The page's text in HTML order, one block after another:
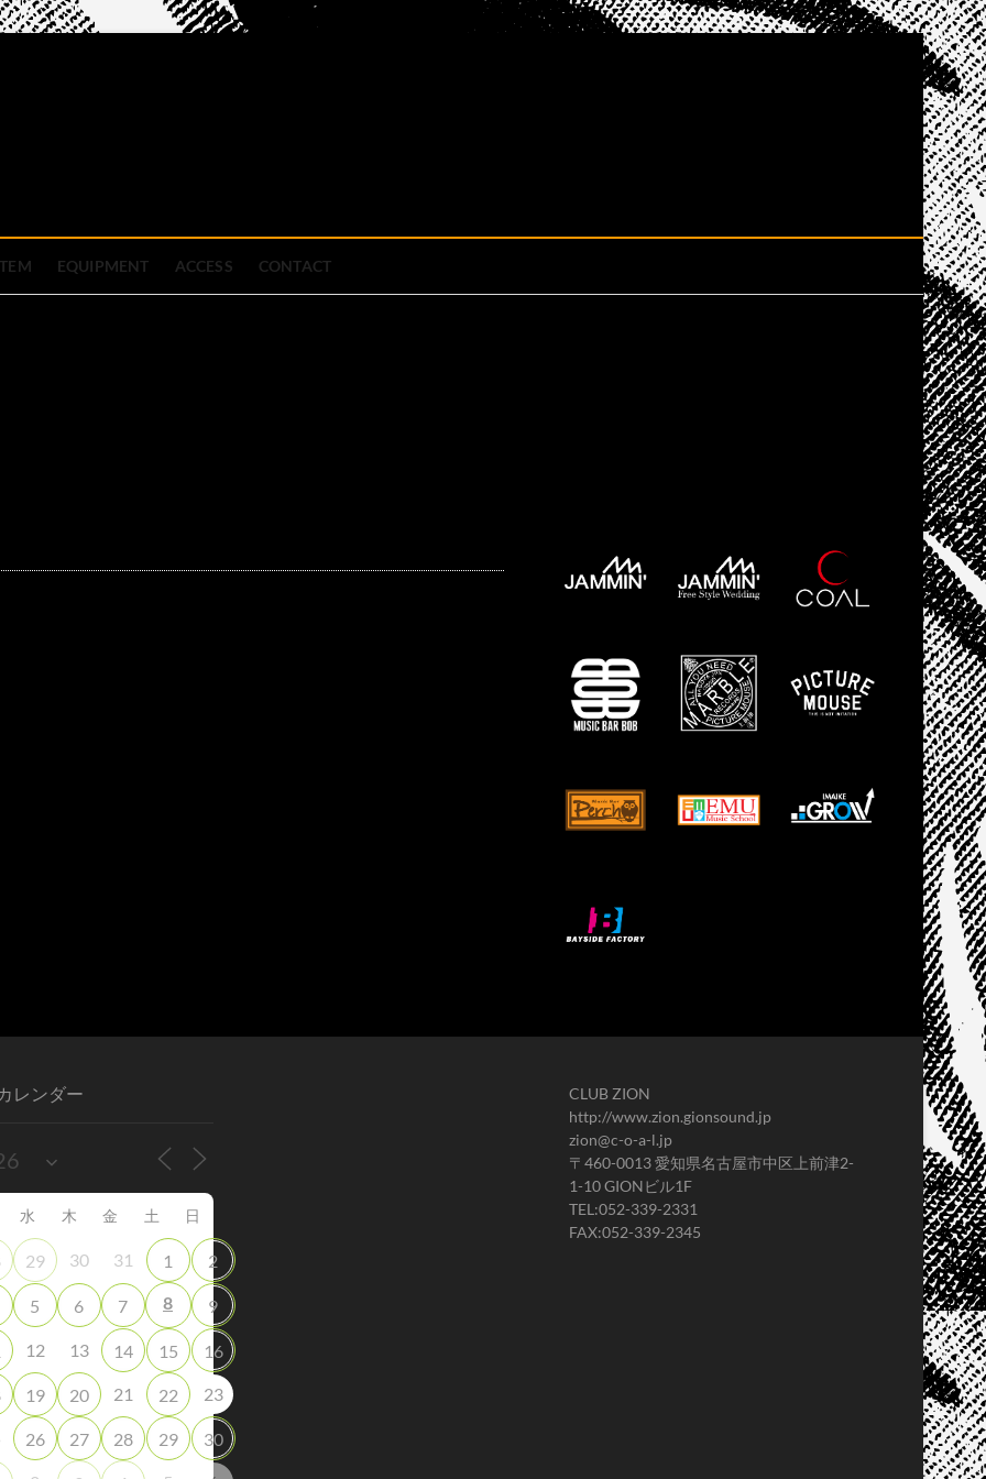
EQUIPMENT ACCESS CONTACT
レンダー
水 木 金 土 日
29 30 31 1 2
5 6 7 8 9
12 13 14 15 16
19 20 21 22 23
26 27 28 29 30
CLUB ZION
http://www.zion.gionsound.jp
zion@c-o-a-l.jp
〒460-0013 愛知県名古屋市中区上前津2-
1-10 GIONビル1F
TEL:052-339-2331
FAX:052-339-2345